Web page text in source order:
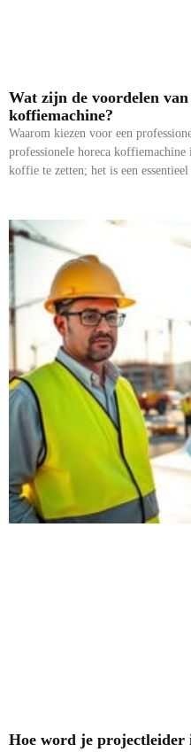
Wat zijn de voordelen van
koffiemachine?
Waarom kiezen voor een
professionele horeca koffiemachine
koffie te zetten; het is een essentieel
Hoe word je projectleider